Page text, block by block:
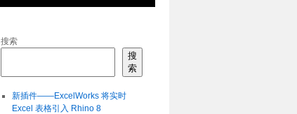
搜索
搜
索
新插件——ExcelWorks 将实时
Excel 表格引入 Rhino 8